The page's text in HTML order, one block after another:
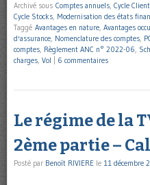
Archivé sous Comptes annuels, Cycle
Cycle Stocks, Modernisation des états
Taggé Avantages en nature, Avantages
d'assurance, Nomenclature des comptes,
comptes, Règlement ANC n° 2022-06,
charges, Vol 6 commentaires
Le régime de la
2ème partie –
Posté par Benoît RIVIERE le 11 décembre